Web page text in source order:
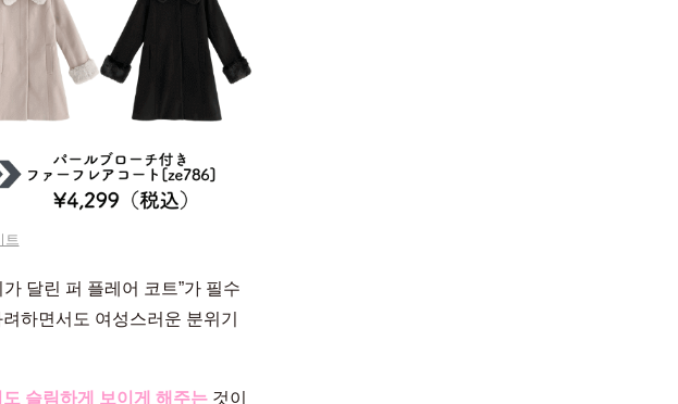
트
달린 퍼 플레어 코트”가 필수
하면서도 여성스러운 분위기
슬림하게 보이게 해주는것이